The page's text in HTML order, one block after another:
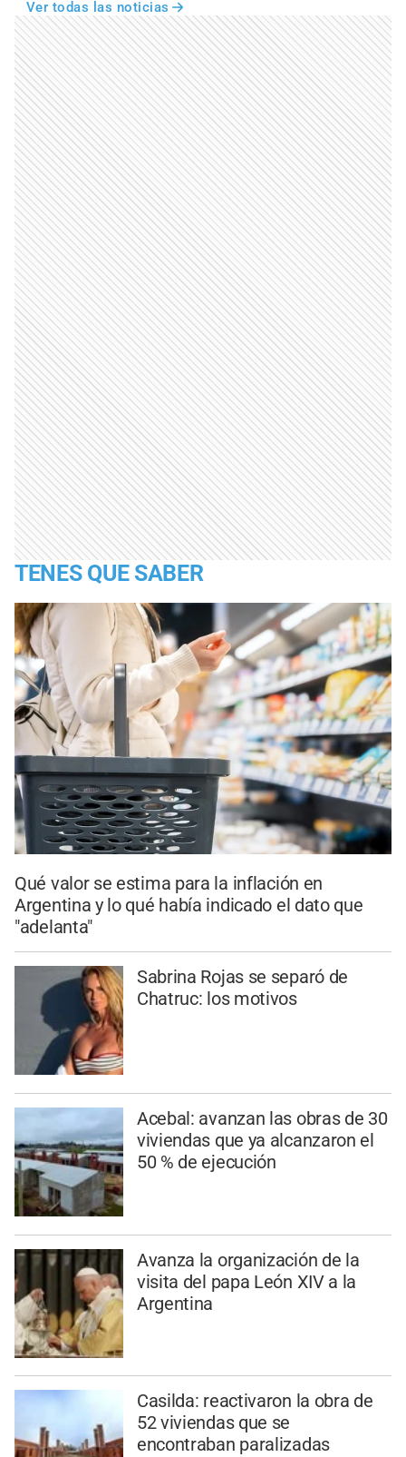
Ver todas las noticias
TENES QUE SABER
Qué valor se estima para la inflación en
Argentina y lo qué había indicado el dato que
"adelanta"
Sabrina Rojas se separó de
Chatruc: los motivos
Acebal: avanzan las obras de 30
viviendas que ya alcanzaron el
50 % de ejecución
Avanza la organización de la
visita del papa León XIV a la
Argentina
Casilda: reactivaron la obra de
52 viviendas que se
encontraban paralizadas